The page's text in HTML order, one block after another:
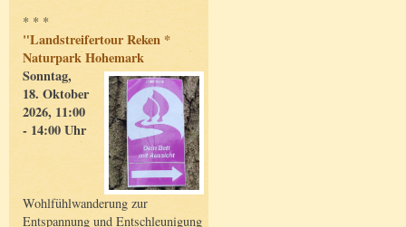
* * *
"Landstreifertour Reken *
Naturpark Hohemark
Sonntag,
18. Oktober
2026, 11:00
- 14:00 Uhr
Wohlfühlwanderung zur
Entspannung und Entschleunigung